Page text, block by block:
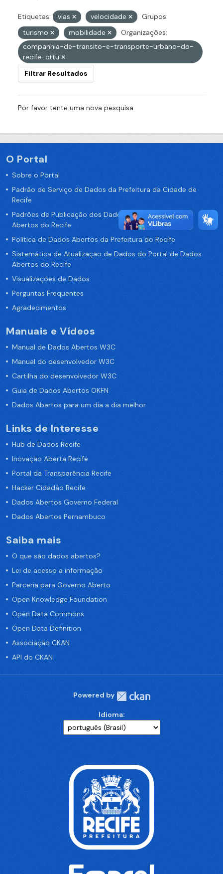
Etiquetas: vias velocidade
Grupos:
turismo
mobilidade
Organizações:
companhia-de-transito-e-transporte-urbano-do-
recife-cttu
Filtrar Resultados
Por favor tente uma nova pesquisa.
O Portal
Sobre o Portal
Padrão de Serviço de Dados da Prefeitura da Cidade de
Recife
Padrões de Publicação dos Dados no Portal de Dados
Abertos do Recife
Política de Dados Abertos da Prefeitura do Recife
Sistemática de Atualização de Dados do Portal de Dados
Abertos do Recife
Visualizações de Dados
Perguntas Frequentes
Agradecimentos
Manuais e Vídeos
Manual de Dados Abertos W3C
Manual do desenvolvedor W3C
Cartilha do desenvolvedor W3C
Guia de Dados Abertos OKFN
Dados Abertos para um dia a dia melhor
Links de Interesse
Hub de Dados Recife
Inovação Aberta Recife
Portal da Transparência Recife
Hacker Cidadão Recife
Dados Abertos Governo Federal
Dados Abertos Pernambuco
Saiba mais
O que são dados abertos?
Lei de acesso a informação
Parceria para Governo Aberto
Open Knowledge Foundation
Open Data Commons
Open Data Definition
Associação CKAN
API do CKAN
Powered by
Idioma